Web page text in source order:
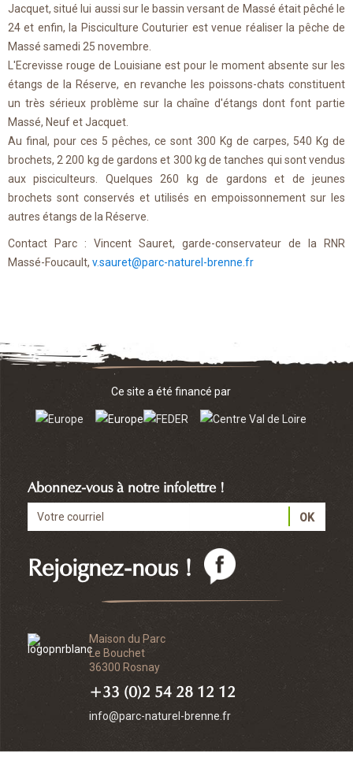
Jacquet, situé lui aussi sur le bassin versant de Massé était pêché le
24 et enfin, la Pisciculture Couturier est venue réaliser la pêche de
Massé samedi 25 novembre.
L'Ecrevisse rouge de Louisiane est pour le moment absente sur les
étangs de la Réserve, en revanche les poissons-chats constituent
un très sérieux problème sur la chaîne d'étangs dont font partie
Massé, Neuf et Jacquet.
Au final, pour ces 5 pêches, ce sont 300 Kg de carpes, 540 Kg de
brochets, 2 200 kg de gardons et 300 kg de tanches qui sont vendus
aux pisciculteurs. Quelques 260 kg de gardons et de jeunes
brochets sont conservés et utilisés en empoissonnement sur les
autres étangs de la Réserve.
Contact Parc : Vincent Sauret, garde-conservateur de la RNR
Massé-Foucault, v.sauret@parc-naturel-brenne.fr
Maison du Parc
Le Bouchet
36300 Rosnay
+33 (0)2 54 28 12 12
info@parc-naturel-brenne.fr
Rejoignez-nous !
Abonnez-vous à notre infolettre !
Ce site a été financé par